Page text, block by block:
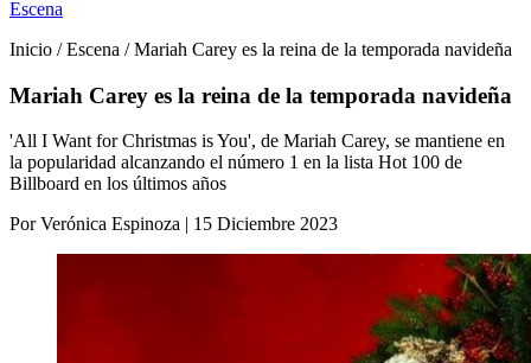
Escena
Inicio / Escena / Mariah Carey es la reina de la temporada navideña
Mariah Carey es la reina de la temporada navideña
'All I Want for Christmas is You', de Mariah Carey, se mantiene en
la popularidad alcanzando el número 1 en la lista Hot 100 de
Billboard en los últimos años
Por Verónica Espinoza | 15 Diciembre 2023